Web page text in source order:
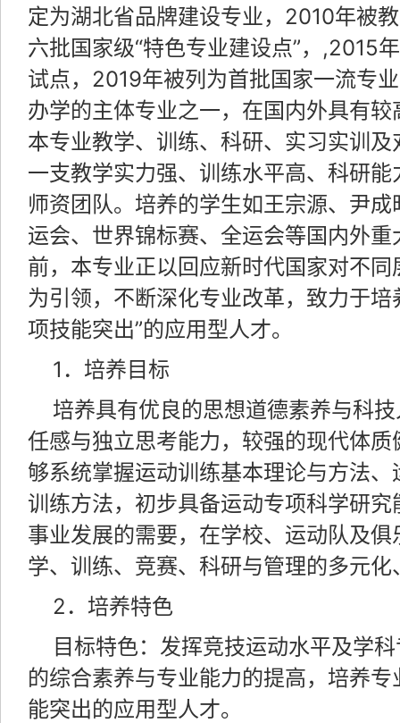
定为湖北省品牌建设专业，2010年被
六批国家级“特色专业建设点”，,2015
试点，2019年被列为首批国家一流专
办学的主体专业之一，在国内外具有
本专业教学、训练、科研、实习实训
一支教学实力强、训练水平高、科研
师资团队。培养的学生如王宗源、尹
运会、世界锦标赛、全运会等国内外
前，本专业正以回应新时代国家对不
为引领，不断深化专业改革，致力于
项技能突出”的应用型人才。
1．培养目标
培养具有优良的思想道德素养与科
任感与独立思考能力，较强的现代体
够系统掌握运动训练基本理论与方法
训练方法，初步具备运动专项科学研
事业发展的需要，在学校、运动队及
学、训练、竞赛、科研与管理的多元
2．培养特色
目标特色：发挥竞技运动水平及学
的综合素养与专业能力的提高，培养
能突出的应用型人才。